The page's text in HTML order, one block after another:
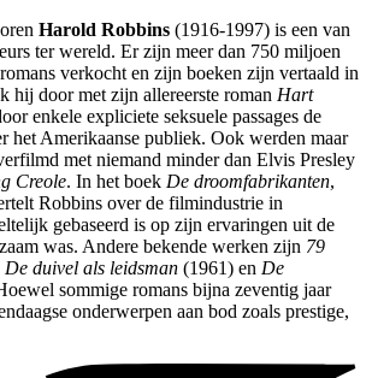
Harold Robbins (1916-1997) is een van
ter wereld. Er zijn meer dan 750 miljoen
verkocht en zijn boeken zijn vertaald in
hij door met zijn allereerste roman Hart
enkele expliciete seksuele passages de
het Amerikaanse publiek. Ook werden maar
met niemand minder dan Elvis Presley
Creole. In het boek De droomfabrikanten,
Robbins over de filmindustrie in
gebaseerd is op zijn ervaringen uit de
was. Andere bekende werken zijn 79
De duivel als leidsman (1961) en De
sommige romans bijna zeventig jaar
onderwerpen aan bod zoals prestige,